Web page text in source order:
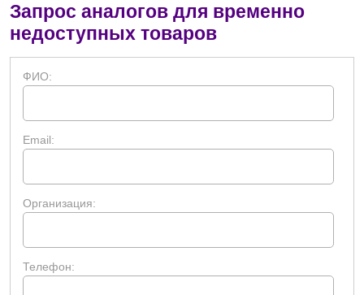
Запрос аналогов для временно
недоступных товаров
ФИО:
Email:
Организация:
Телефон: